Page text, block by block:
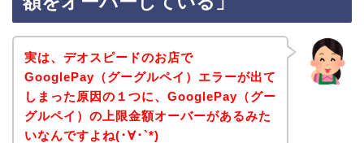
実は、デオスピードのお店で
GooglePay（グーグルペイ）エラーが出て
しまった原因の１つに、GooglePay（グー
グルペイ）の上限金額オーバーがあるみた
いなんですよね(･∀･`*)